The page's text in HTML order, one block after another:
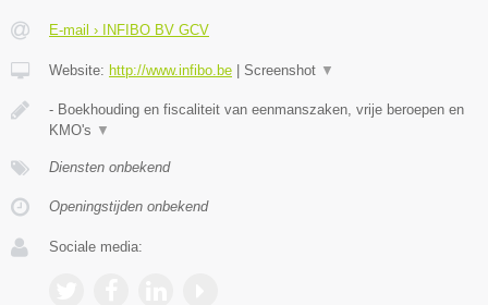
E-mail › INFIBO BV GCV
Website: http://www.infibo.be Screenshot ▼
- Boekhouding en fiscaliteit van eenmanszaken, vrije beroepen en
KMO's ▼
Diensten onbekend
Openingstijden onbekend
Sociale media: